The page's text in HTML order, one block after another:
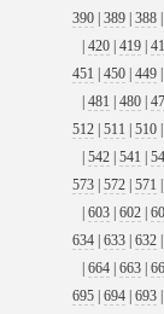
388
|
389
|
390
|
419
|
420
|
449
|
450
|
451
|
480
|
481
|
510
|
511
|
512
|
541
|
542
|
571
|
572
|
573
|
602
|
603
|
632
|
633
|
634
|
663
|
664
|
693
|
694
|
695